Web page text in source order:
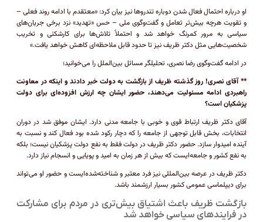
او درباره احتمال فعال شدن دوباره تندرو‌ها نیز بیان کرد: «معتقدم با ادامه روند فعلی –
و تقویت هرچه بیش‌تر تعامل و گفت‌وگوی ملی – حس «تهدید» نزد برخی جریان‌های
سیاسی به مرور کمرنگ خواهد شد و احتملاً تلاش‌ها برای کارشکنی و تخریب
شخصیت‌هایی مثل دکتر ظریف نیز تا حدود قابل ملاحظه‌ای کاهش خواهد یافت.»
در ادامه گفت‌وگوی رضا نصری، تحلیلگر مسائل بین‌الملل را می‌خوانید؛
** آقای نصری! روز گذشته ظریف از بازگشت به دولت خبر دادند و اینکه در معاونت
راهبردی ادامه مسئولیت می‌دهند، حضور ایشان چه ارزش افزوده‌ای برای دولت
پزشکیان است؟
آقای دکتر ظریف ارتباط قوی و خوبی با جامعه مدنی دارد. ایشان موفق شد در دوران
انتخابات، بخش قابل توجهی از جامعه را که دچار رکود شده بود فعال کند و نسبت به
آینده امیدوار سازد. حضور دکتر ظریف در دولت فقط به نفع دولت پزشکیان نیست؛ بلکه
به نفع کشور و جامعه‌ایست که بیش از هر زمان به امید و پویایی و انسجام نیاز دارد.
دکتر ظریف در عرصه بین‌المللی نیز فرد معتبر و شناخته‌شده‌ایست و حضور او می‌تواند
برای دیپلماسی عمومی کشور بسیار ارزشمند باشد.
بازگشت ظریف باعث اشتیاق بیش‌تری در مردم برای مشارکت
در فرایند‌های سیاسی خواهد شد